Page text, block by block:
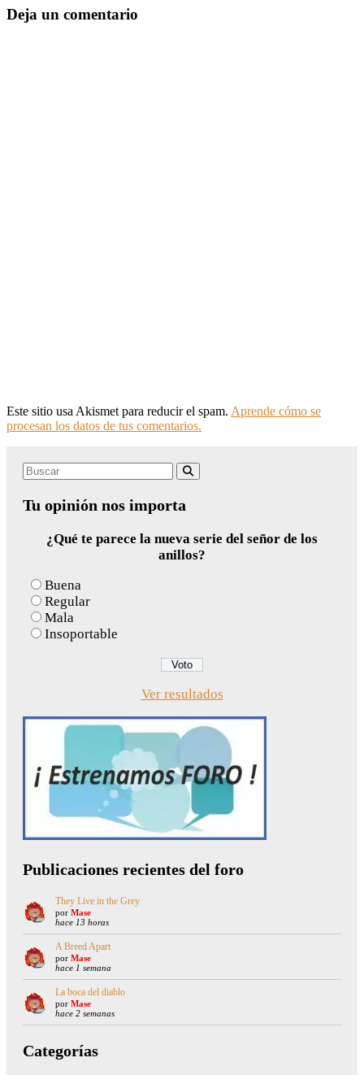
Deja un comentario
Este sitio usa Akismet para reducir el spam. Aprende cómo se
procesan los datos de tus comentarios.
Search
Tu opinión nos importa
¿Qué te parece la nueva serie del señor de los
anillos?
Buena
Regular
Mala
Insoportable
Ver resultados
Publicaciones recientes del foro
They Live in the Grey
por Mase
hace 13 horas
A Breed Apart
por Mase
hace 1 semana
La boca del diablo
por Mase
hace 2 semanas
Categorías